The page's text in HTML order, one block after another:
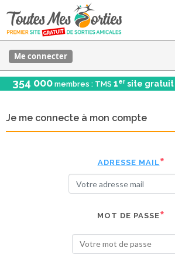
Me connecter
354 000 membres : TMS 1er site gratuit
Je me connecte à mon compte
ADRESSE MAIL
MOT DE PASSE